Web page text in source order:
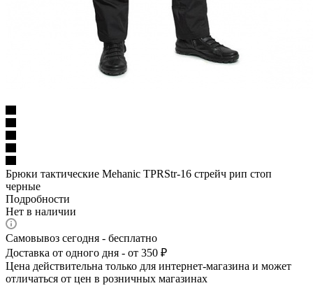
Брюки тактические Mehanic TPRStr-16 стрейч рип стоп
черные
Подробности
Нет в наличии
Самовывоз сегодня - бесплатно
Доставка от одного дня - от 350 ₽
Цена действительна только для интернет-магазина и может
отличаться от цен в розничных магазинах